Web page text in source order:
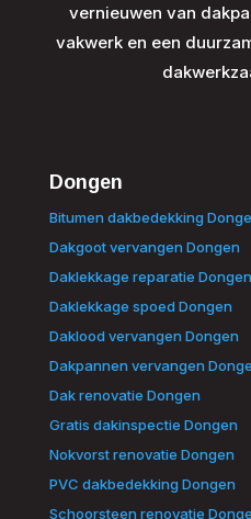
vernieuwen van
vakwerk en een
Dongen
Bitumen dakbedekking
Dakgoot vervangen Dongen
Daklekkage reparatie Dongen
Daklekkage spoed Dongen
Daklood vervangen Dongen
Dakpannen vervangen
Dak renovatie Dongen
Gratis dakinspectie Dongen
Nokvorst renovatie Dongen
PVC dakbedekking Dongen
Schoorsteen renovatie